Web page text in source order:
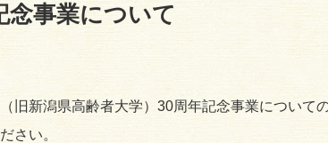
念事業について
旧新潟県高齢者大学）30周年記念事業について
さい。